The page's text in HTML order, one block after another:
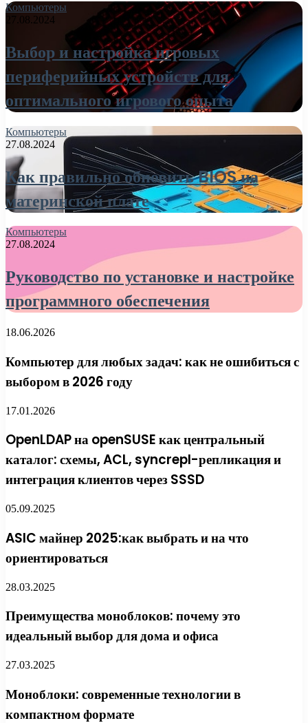
Компьютеры
27.08.2024
Выбор и настройка игровых
периферийных устройств для
оптимального игрового опыта
Компьютеры
27.08.2024
Как правильно обновить BIOS на
материнской плате
Компьютеры
27.08.2024
Руководство по установке и настройке
программного обеспечения
18.06.2026
Компьютер для любых задач: как не ошибиться с
выбором в 2026 году
17.01.2026
OpenLDAP на openSUSE как центральный
каталог: схемы, ACL, syncrepl-репликация и
интеграция клиентов через SSSD
05.09.2025
ASIC майнер 2025:как выбрать и на что
ориентироваться
28.03.2025
Преимущества моноблоков: почему это
идеальный выбор для дома и офиса
27.03.2025
Моноблоки: современные технологии в
компактном формате